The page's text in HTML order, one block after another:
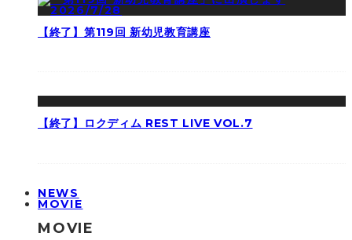
【終了】第119回 新幼児教育講座
【終了】ロクディム REST LIVE VOL.7
NEWS
MOVIE
MOVIE